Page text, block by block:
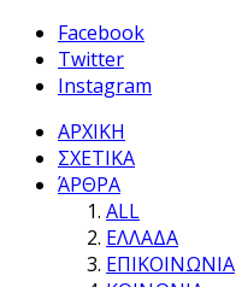
Facebook
Twitter
Instagram
ΑΡΧΙΚΗ
ΣΧΕΤΙΚΑ
ΆΡΘΡΑ
ALL
ΕΛΛΑΔΑ
ΕΠΙΚΟΙΝΩΝΙΑ